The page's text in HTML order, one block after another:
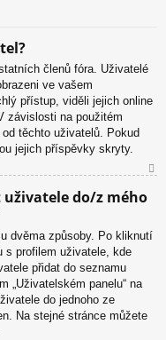
členů fóra. Uživatelé
ve vašem
přístup, viděli jejich online
závislosti na použitém
těchto uživatelů. Pokud
jejich příspěvky skryty.
ah
u
do/z mého
dvěma způsoby. Po kliknutí
s profilem uživatele, kde
přidat do seznamu
„Uživatelském panelu“ na
do jednoho ze
Na stejné stránce můžete